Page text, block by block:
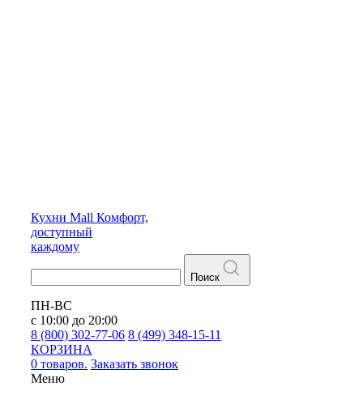
Кухни Mall Комфорт,
доступный
каждому
Поиск
ПН-ВС
с 10:00 до 20:00
8 (800) 302-77-06 8 (499) 348-15-11
КОРЗИНА
0 товаров. Заказать звонок
Меню